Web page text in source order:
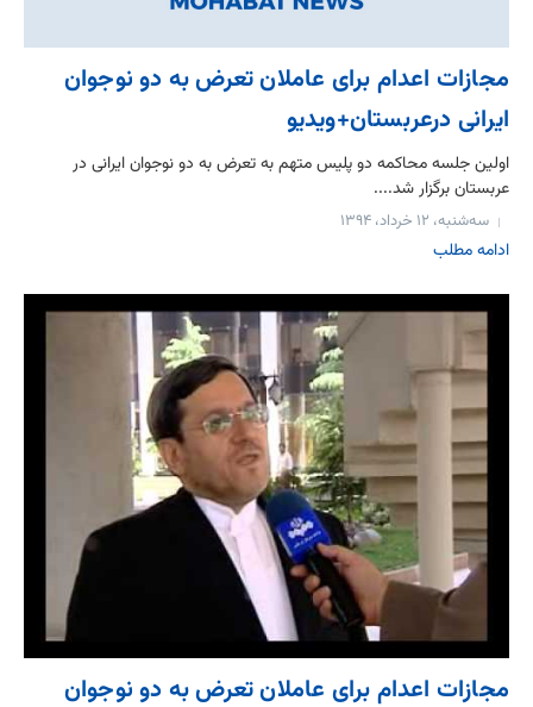
مجازات اعدام برای عاملان تعرض به دو نوجوان
ایرانی درعربستان+ویدیو
اولین جلسه محاکمه دو پلیس متهم به تعرض به دو نوجوان ایرانی در
عربستان برگزار شد....
سه‌شنبه، ۱۲ خرداد، ۱۳۹۴
ادامه مطلب
مجازات اعدام برای عاملان تعرض به دو نوجوان